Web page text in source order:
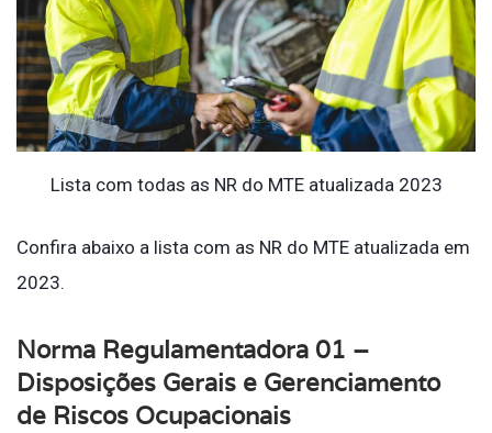
Lista com todas as NR do MTE atualizada 2023
Confira abaixo a lista com as NR do MTE atualizada em
2023.
Norma Regulamentadora 01 –
Disposições Gerais e Gerenciamento
de Riscos Ocupacionais